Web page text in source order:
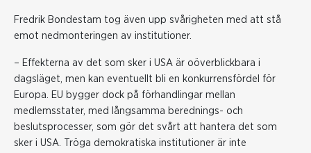
Fredrik Bondestam tog även upp svårigheten med att stå
emot nedmonteringen av institutioner.
– Effekterna av det som sker i USA är oöverblickbara i
dagsläget, men kan eventuellt bli en konkurrensfördel för
Europa. EU bygger dock på förhandlingar mellan
medlemsstater, med långsamma berednings- och
beslutsprocesser, som gör det svårt att hantera det som
sker i USA. Tröga demokratiska institutioner är inte